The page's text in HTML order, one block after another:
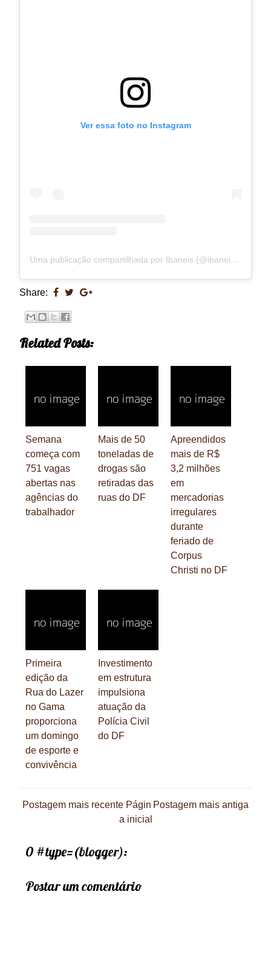
Ver essa foto no Instagram
Uma publicação compartilhada por Ibaneis (@ibaneisoficial)
Share:
Related Posts:
Semana
começa com
751 vagas
abertas nas
agências do
trabalhador
Mais de 50
toneladas de
drogas são
retiradas das
ruas do DF
Apreendidos
mais de R$
3,2 milhões
em
mercadorias
irregulares
durante
feriado de
Corpus
Christi no DF
Primeira
edição da
Rua do Lazer
no Gama
proporciona
um domingo
de esporte e
convivência
Investimento
em estrutura
impulsiona
atuação da
Polícia Civil
do DF
Postagem mais recente Postagem mais antiga
Págin
a inicial
0 #type=(blogger):
Postar um comentário